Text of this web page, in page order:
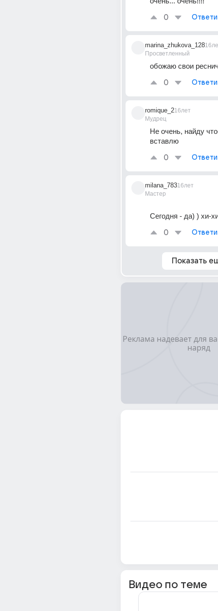
0
marina_zhukova_128
Просветленный
обожаю свои
0
romique_2
Мудрец
16лет
Не очень, найду
вставлю
0
milana_783
Мастер
16лет
Сегодня - да) ) хи-
0
Показать
Видео по теме